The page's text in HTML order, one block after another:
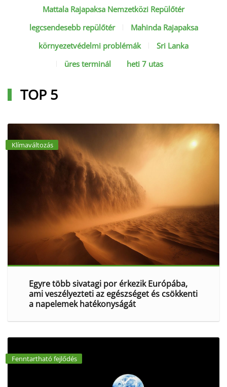
Mattala Rajapaksa Nemzetközi Repülőtér
legcsendesebb repülőtér
Mahinda Rajapaksa
környezetvédelmi problémák
Sri Lanka
üres terminál
heti 7 utas
TOP 5
Klímaváltozás
Egyre több sivatagi por érkezik Európába,
ami veszélyezteti az egészséget és csökkenti
a napelemek hatékonyságát
Fenntartható fejlődés